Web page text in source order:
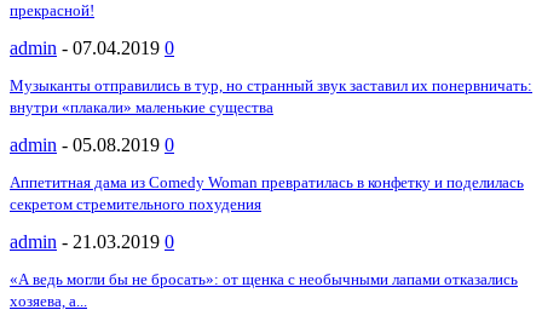
прекрасной!
admin - 07.04.2019 0
Музыканты отправились в тур, но странный звук заставил их понервничать:
внутри «плакали» маленькие существа
admin - 05.08.2019 0
Аппетитная дама из Comedy Woman превратилась в конфетку и поделилась
секретом стремительного похудения
admin - 21.03.2019 0
«А ведь могли бы не бросать»: от щенка с необычными лапами отказались
хозяева, а...